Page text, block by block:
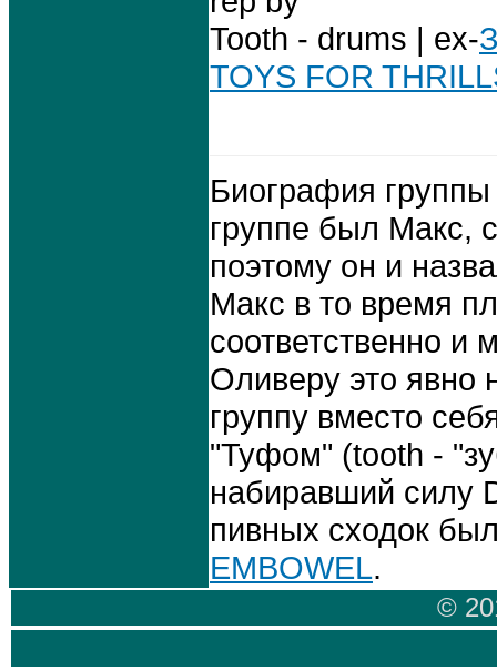
Tooth - drums | ex-
TOYS FOR
Биография
группе был Макс,
поэтому он и
Макс в то время
соответственно
Оливеру это явно
группу вместо
"Туфом" (tooth -
набиравший силу
пивных сходок
EMBOWEL.
©